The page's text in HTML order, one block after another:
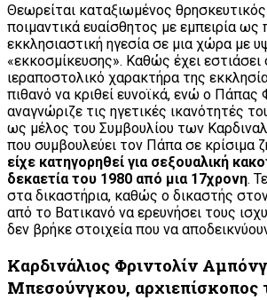
Θεωρείται καταξιωμένος
ποιμαντικά ευαίσθητος με εμπειρία ως
εκκλησιαστική ηγεσία σε μια χώρα με
«εκκοσμίκευσης». Καθώς έχει εστιάσει
ιεραποστολικό χαρακτήρα της
πιθανό να κριθεί ευνοϊκά, ενώ ο Πάπας
αναγνώριζε τις ηγετικές ικανότητές
ως μέλος του Συμβουλίου των
που συμβουλεύει τον Πάπα σε κρίσιμα
είχε κατηγορηθεί για σεξουαλική
δεκαετία του 1980 από μια 17χρονη.
στα δικαστήρια, καθώς ο δικαστής
από το Βατικανό να ερευνήσει τους
δεν βρήκε στοιχεία που να
Καρδινάλιος Φριντολίν
Μπεσούνγκου, αρχιεπίσκοπος